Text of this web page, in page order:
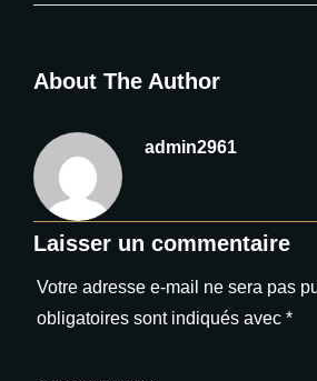
About The Author
admin2961
Laisser un commentaire
Votre adresse e-mail ne sera pas
obligatoires sont indiqués avec *